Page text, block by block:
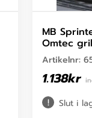
MB
Omtec
Artikelnr:
1.138kr
Slut i